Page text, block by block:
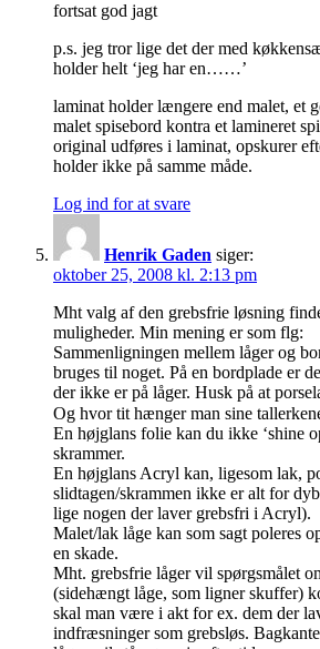
fortsat god jagt
p.s. jeg tror lige det der med
holder helt ‘jeg har en……’
laminat holder længere end malet, et
malet spisebord kontra et lamineret
original udføres i laminat, opskurer
holder ikke på samme måde.
Log ind for at svare
Henrik Gaden siger:
oktober 25, 2008 kl. 2:13 pm
Mht valg af den grebsfrie løsning
muligheder. Min mening er som flg:
Sammenligningen mellem låger og
bruges til noget. På en bordplade er
der ikke er på låger. Husk på at
Og hvor tit hænger man sine
En højglans folie kan du ikke ‘shine
skrammer.
En højglans Acryl kan, ligesom lak,
slidtagen/skrammen ikke er alt for
lige nogen der laver grebsfri i Acryl).
Malet/lak låge kan som sagt poleres
en skade.
Mht. grebsfrie låger vil spørgsmålet
(sidehængt låge, som ligner skuffer)
skal man være i akt for ex. dem der
indfræsninger som grebsløs.